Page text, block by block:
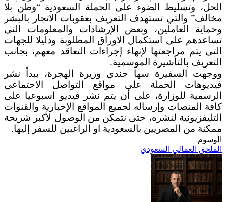
الحل، وتسليط الضوء على الحملة السعودية “وطن بلا
مخالف” والتي تستهدف التعريف بعقوبات الاتجار بالبشر
وحماية العاملين، وبعض الإرشادات والمعلومات التى
تساعدهم على استكمال الاوراق المطلوبة ودليلا للجهات
التى يتم مراجعتها لإنهاء إجراءات التعاقد معهم، بجانب
التعريف بالتأشيرة الموسمية.
ووجهت السفيرة سها جندي وزيرة الهجرة، ببدأ نشر
فيديوهات الحملة على مواقع التواصل الاجتماعي
الرسمية للوزارة، على أن يتم نشر فيديو اسبوعيا على
كافة المنصات وإرساله لجميع المواقع الإخبارية والقنوات
التليفزيونية لنشره، حتى نتمكن من الوصول لأكبر شريحة
ممكنة من المصريين بالسعودية او الراغبين للسفر إليها.
الوسوم
الملحق العمالي السعودي